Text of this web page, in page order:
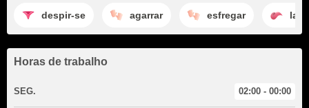
despir-se agarrar esfregar
Horas de trabalho
SEG. 02:00 - 00:00